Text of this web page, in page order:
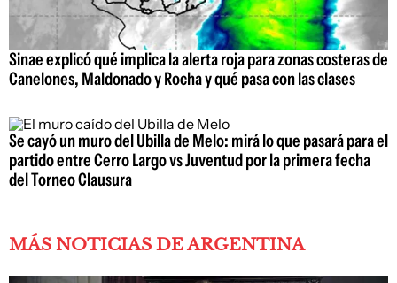
Sinae explicó qué implica la alerta roja para zonas costeras de
Canelones, Maldonado y Rocha y qué pasa con las clases
Se cayó un muro del Ubilla de Melo: mirá lo que pasará para el
partido entre Cerro Largo vs Juventud por la primera fecha
del Torneo Clausura
MÁS NOTICIAS DE ARGENTINA